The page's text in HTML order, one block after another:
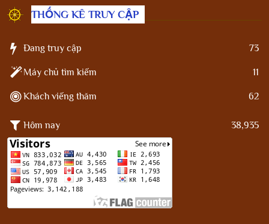
THỐNG KÊ TRUY CẬP
Đang truy cập 73
Máy chủ tìm kiếm 11
Khách viếng thăm 62
Hôm nay 38,935